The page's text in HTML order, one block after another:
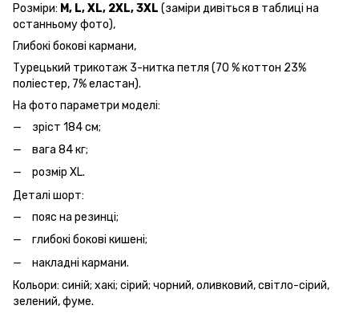
Розміри: M, L, XL, 2XL,3XL (заміри дивіться в таблиці на
останньому фото),
Глибокі бокові кармани,
Турецький трикотаж 3-нитка петля (70 % коттон 23%
поліестер, 7% еластан).
На фото параметри моделі:
зріст 184 см;
вага 84 кг;
розмір XL.
Деталі шорт:
пояс на резинці;
глибокі бокові кишені;
накладні кармани.
Кольори: синій; хакі; сірий; чорний, оливковий, світло-сірий,
зелений, фуме.